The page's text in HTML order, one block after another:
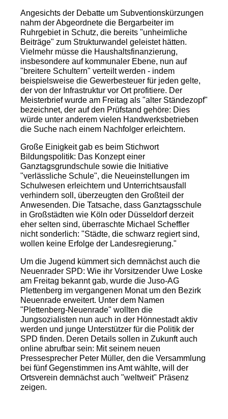
Angesichts der Debatte um Subventionskürzungen
nahm der Abgeordnete die Bergarbeiter im
Ruhrgebiet in Schutz, die bereits "unheimliche
Beiträge" zum Strukturwandel geleistet hätten.
Vielmehr müsse die Haushaltsfinanzierung,
insbesondere auf kommunaler Ebene, nun auf
"breitere Schultern" verteilt werden - indem
beispielsweise die Gewerbesteuer für jeden gelte,
der von der Infrastruktur vor Ort profitiere. Der
Meisterbrief wurde am Freitag als "alter Ständezopf"
bezeichnet, der auf den Prüfstand gehöre: Dies
würde unter anderem vielen Handwerksbetrieben
die Suche nach einem Nachfolger erleichtern.
Große Einigkeit gab es beim Stichwort
Bildungspolitik: Das Konzept einer
Ganztagsgrundschule sowie die Initiative
"verlässliche Schule", die Neueinstellungen im
Schulwesen erleichtern und Unterrichtsausfall
verhindern soll, überzeugten den Großteil der
Anwesenden. Die Tatsache, dass Ganztagsschule
in Großstädten wie Köln oder Düsseldorf derzeit
eher selten sind, überraschte Michael Scheffler
nicht sonderlich: "Städte, die schwarz regiert sind,
wollen keine Erfolge der Landesregierung."
Um die Jugend kümmert sich demnächst auch die
Neuenrader SPD: Wie ihr Vorsitzender Uwe Loske
am Freitag bekannt gab, wurde die Juso-AG
Plettenberg im vergangenen Monat um den Bezirk
Neuenrade erweitert. Unter dem Namen
"Plettenberg-Neuenrade" wollten die
Jungsozialisten nun auch in der Hönnestadt aktiv
werden und junge Unterstützer für die Politik der
SPD finden. Deren Details sollen in Zukunft auch
online abrufbar sein: Mit seinem neuen
Pressesprecher Peter Müller, den die Versammlung
bei fünf Gegenstimmen ins Amt wählte, will der
Ortsverein demnächst auch "weltweit" Präsenz
zeigen.